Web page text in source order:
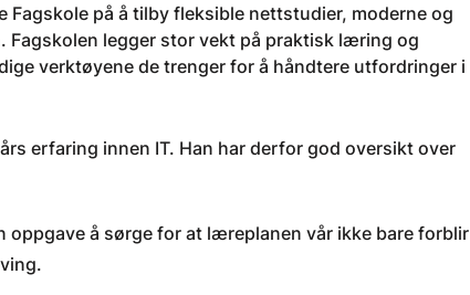
på å tilby fleksible nettstudier, moderne og
legger stor vekt på praktisk læring og
verktøyene de trenger for å håndtere utfordringer i
erfaring innen IT. Han har derfor god oversikt over
oppgave å sørge for at læreplanen vår ikke bare forblir